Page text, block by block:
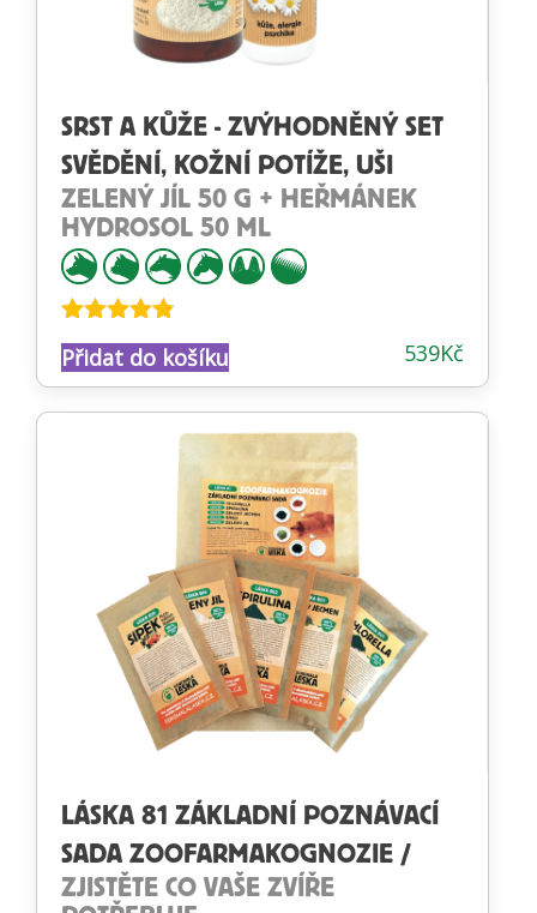
SRST A KŮŽE - ZVÝHODNĚNÝ SET
SVĚDĚNÍ, KOŽNÍ POTÍŽE, UŠI
ZELENÝ JÍL 50 G + HEŘMÁNEK
HYDROSOL 50 ML
Hodnocení
4.72z 5 539Kč
Přidat do košíku
LÁSKA 81 ZÁKLADNÍ POZNÁVACÍ
SADA ZOOFARMAKOGNOZIE /
ZJISTĚTE CO VAŠE ZVÍŘE